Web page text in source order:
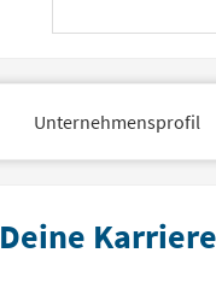
Unternehmensprofil
Deine